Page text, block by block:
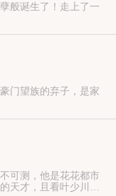
般诞生了！走上了一
门望族的弃子，是家
可测，他是花花都市
天才，且看叶少川如